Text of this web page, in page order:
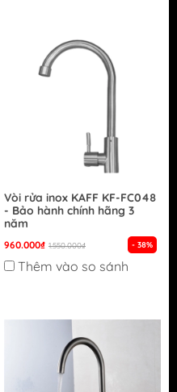
Vòi rửa inox KAFF KF-FC048
- Bảo hành chính hãng 3
năm
960.000₫ 1.550.000₫ - 38%
Thêm vào so sánh